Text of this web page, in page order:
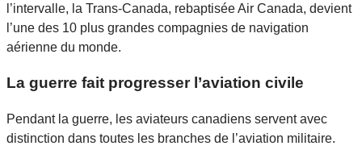
l’intervalle, la Trans-Canada, rebaptisée Air Canada, devient
l’une des 10 plus grandes compagnies de navigation
aérienne du monde.
La guerre fait progresser l’aviation civile
Pendant la guerre, les aviateurs canadiens servent avec
distinction dans toutes les branches de l’aviation militaire.